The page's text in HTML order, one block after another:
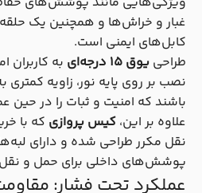
غبار و خراش‌ها و همچنین یک حلقه
کابل‌های ایمنی است.
طراحی یوق 15 درجه‌ای
به
نصب بر روی پایه نور، زاویه
باشند که امنیت و ثبات را در حین
علاوه بر این، کیس پروازی که با
نقل مکرر طراحی شده و دارای
پوشش‌های داخلی برای حمل و
عملکرد تحت فشار: